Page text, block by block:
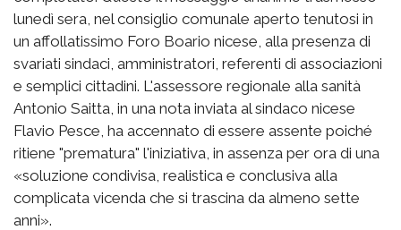
lunedì sera, nel consiglio comunale aperto tenutosi in
un affollatissimo Foro Boario nicese, alla presenza di
svariati sindaci, amministratori, referenti di associazioni
e semplici cittadini. L'assessore regionale alla sanità
Antonio Saitta, in una nota inviata al sindaco nicese
Flavio Pesce, ha accennato di essere assente poiché
ritiene "prematura" l'iniziativa, in assenza per ora di una
«soluzione condivisa, realistica e conclusiva alla
complicata vicenda che si trascina da almeno sette
anni».